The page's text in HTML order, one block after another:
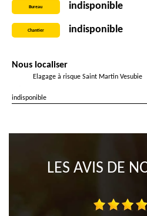
Bureau indisponible
Chantier indisponible
Nous localiser
Elagage à risque Saint Martin Vesubie
indisponible
LES AVIS DE